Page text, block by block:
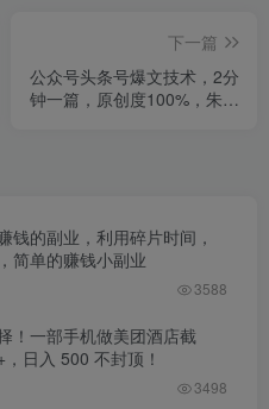
下一篇
公众号头条号爆文技术，2分
钟一篇，原创度100%，朱雀
钱的副业，利用碎片时间，
简单的赚钱小副业
3588
！一部手机做美团酒店截
日入 500 不封顶！
3498